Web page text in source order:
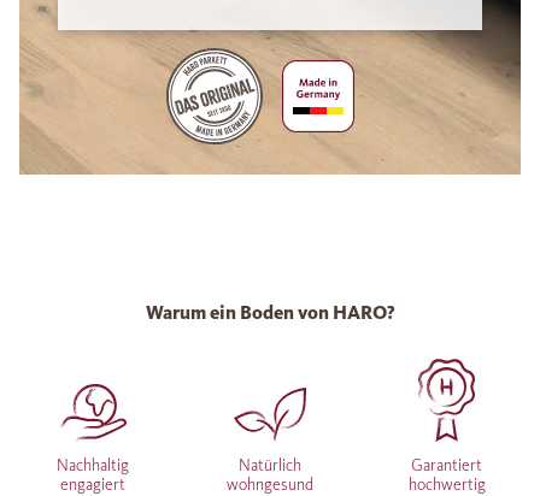
Warum ein Boden von HARO?
Nachhaltig
engagiert
Natürlich
wohngesund
Garantiert
hochwertig